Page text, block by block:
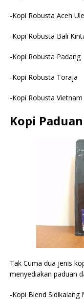
-Kopi Robusta Aceh
-Kopi Robusta Bali
-Kopi Robusta Padang
-Kopi Robusta Toraja
-Kopi Robusta Vietnam
Kopi
Tak Cuma dua jenis
menyediakan paduan
-Kopi Blend Sidikalang